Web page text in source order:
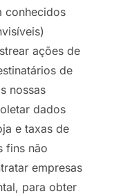
conhecidos
ações de
de
nossas
dados
e taxas de
fins não
empresas
para obter